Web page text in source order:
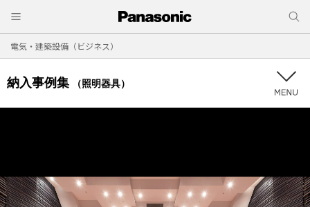
電気・建築設備（ビジネス）
納入事例集 （照明器具）